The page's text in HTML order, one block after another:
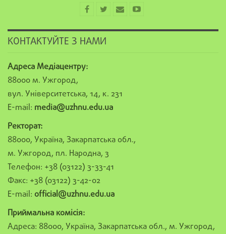
КОНТАКТУЙТЕ З НАМИ
Адреса Медіацентру:
88000 м. Ужгород,
вул. Університетська, 14, к. 231
E-mail: media@uzhnu.edu.ua
Ректорат:
88000, Україна, Закарпатська обл.,
м. Ужгород, пл. Народна, 3
Телефон: +38 (03122) 3-33-41
Факс: +38 (03122) 3-42-02
E-mail: official@uzhnu.edu.ua
Приймальна комісія:
Адреса: 88000, Україна, Закарпатська обл., м. Ужгород,